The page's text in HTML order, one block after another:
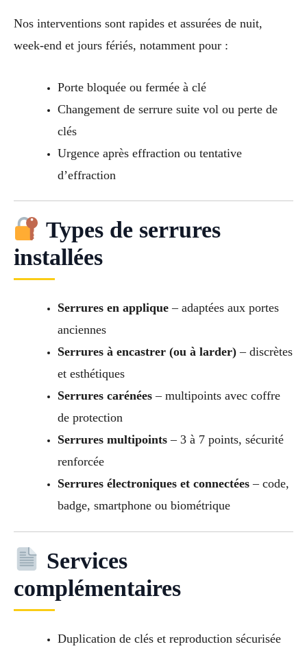
Nos interventions sont rapides et assurées de nuit,
week-end et jours fériés, notamment pour :
Porte bloquée ou fermée à clé
Changement de serrure suite vol ou perte de
clés
Urgence après effraction ou tentative
d’effraction
Types de serrures
installées
Serrures en applique– adaptées aux portes
anciennes
Serrures à encastrer (ou à larder)– discrètes
et esthétiques
Serrures carénées– multipoints avec coffre
de protection
Serrures multipoints– 3 à 7 points, sécurité
renforcée
Serrures électroniques et connectées– code,
badge, smartphone ou biométrique
Services
complémentaires
Duplication de clés et reproduction sécurisée